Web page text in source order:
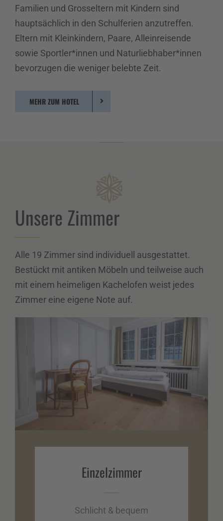
Familien und Grosseltern mit Kindern sind
hauptsächlich in den Schulferien anzutreffen.
Eltern mit Kleinkindern, Paare, Alleinreisende
sowie Sportler*innen und Naturliebhaber*innen
bevorzugen die weniger belebte Zeit.
MEHR ZUM HOTEL
Unsere Zimmer
Alle 19 Zimmer sind individuell ausgestattet.
Bestückt mit antiken Möbeln und teilweise auch
mit einem heimeligen Kachelofen weist jedes
Zimmer eine eigene Note auf.
Einzel­zimmer
Schlicht & bequem